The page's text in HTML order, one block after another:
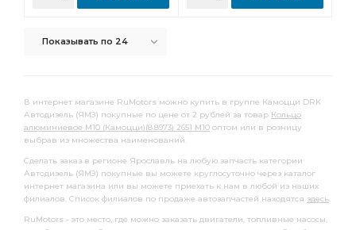
Комплект коренных вкладышей 1,25
Домкрат гидравлический бутылочные
Домкрат гидравлический бутылочные "БелАК"
гидравлический бутылочные "БелАК"
бутылочные "БелАК" Диск сцепления
вкладышей 0,05
Показывать по 24
В интернет магазине RuMotors можно купить в группе Камоцци DRK
Автодизель (ЯМЗ) покупные по цене от 2 рублей за товар Кольцо
алюминиевое М10 (Камоцци)(8.8973) 2651 М10 оптом или в розницу
выбрав из множества наименований.
Сделать заказ в регионе Ярославль на любую запчасть категории
Автодизель (ЯМЗ) покупные вы можете круглосуточно через каталог
интернет магазина или вы можете приехать к нам в любой из наших
филиалов. Список филиалов по продаже автозапчастей находятся здесь.
RuMotors - это место, где можно заказать двигатели, топливные насосы,